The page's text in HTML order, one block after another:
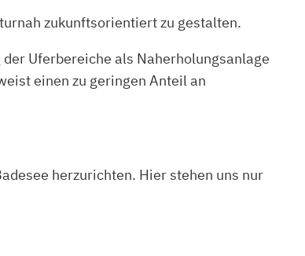
zukunftsorientiert zu gestalten.
Uferbereiche als Naherholungsanlage
einen zu geringen Anteil an
herzurichten. Hier stehen uns nur